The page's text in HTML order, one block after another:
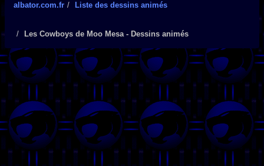
albator.com.fr Liste des dessins animés
Les Cowboys de Moo Mesa - Dessins animés